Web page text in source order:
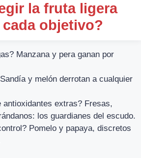
la fruta ligera
cada objetivo?
Manzana y pera ganan por
y melón derrotan a cualquier
antioxidantes extras? Fresas,
los guardianes del escudo.
Pomelo y papaya, discretos